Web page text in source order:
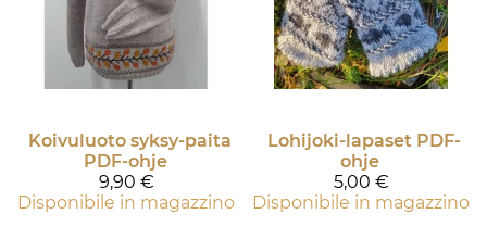
Koivuluoto syksy-paita
PDF-ohje
9,90 €
Disponibile in magazzino
Lohijoki-lapaset PDF-
ohje
5,00 €
Disponibile in magazzino